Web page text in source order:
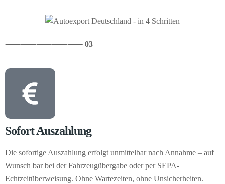
⸺⸺⸺⸺⸺ 03
Sofort Auszahlung
Die sofortige Auszahlung erfolgt unmittelbar nach Annahme – auf
Wunsch bar bei der Fahrzeugübergabe oder per SEPA-
Echtzeitüberweisung. Ohne Wartezeiten, ohne Unsicherheiten.